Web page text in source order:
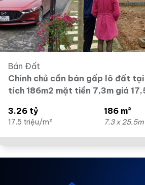
Bán Đất
Chính chủ cần bán gấp lô đất
tích 186m2 mặt tiền 7,3m giá
3.26 tỷ
17.5 triệu/m²
186 m²
7.3 x 25.5m